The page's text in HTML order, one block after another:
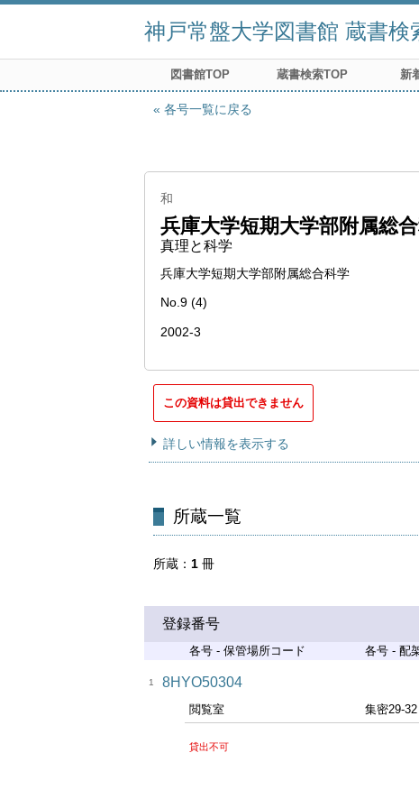
神戸常盤大学図書館 蔵書検
図書館TOP 蔵書検索TOP 新
各号一覧に戻る
和
兵庫大学短期大学部附属総
真理と科学
兵庫大学短期大学部附属総合科学
No.9 (4)
2002-3
この資料は貸出できません
詳しい情報を表示する
所蔵一覧
所蔵 1 冊
登録番号
各号 - 保管場所コード 各号 - 配
1 8HYO50304
閲覧室 集密29-32
貸出不可